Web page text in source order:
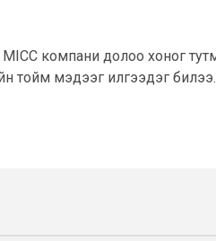
MICC компани долоо хоног
тойм мэдээг илгээдэг